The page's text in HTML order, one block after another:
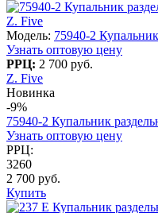
Z. Five
Модель: 75940-2
Узнать оптовую цену
РРЦ: 2 700 руб.
Z. Five
Новинка
-9%
75940-2 Купальник
Узнать оптовую цену
РРЦ:
3260
2 700 руб.
Купить